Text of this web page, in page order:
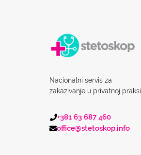
Nacionalni servis za
zakazivanje u privatnoj praksi.
+381 63 687 460
office@stetoskop.info